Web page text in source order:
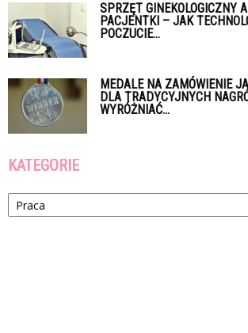
SPRZĘT GINEKOLOGICZNY
PACJENTKI – JAK
POCZUCIE...
MEDALE NA ZAMÓWIENIE
DLA TRADYCYJNYCH
WYRÓŻNIAĆ...
KATEGORIE
Kategorie